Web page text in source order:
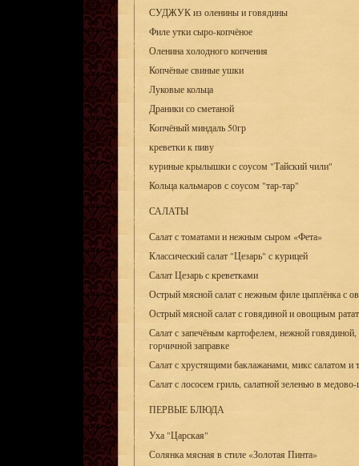
СУДЖУК из оленины и говядины
Филе утки сыро-копчёное
Оленина холодного копчения
Копчёные свиные ушки
Луковые кольца
Драники со сметаной
Копчёный миндаль 50гр
креветки к пиву
куриные крылышки с соусом "Тайский чили"
Кольца кальмаров с соусом "тар-тар"
САЛАТЫ
Салат с томатами и нежным сыром «Фета»
Классический салат "Цезарь" с курицей
Салат Цезарь с креветками
Острый мясной салат с нежным филе цыплёнка с
Острый мясной салат с говядиной и овощным
Салат с запечёным картофелем, нежной
горчичной заправке
Салат с хрустящими баклажанами, микс салатом
Салат с лососем гриль, салатной зеленью в медово-
ПЕРВЫЕ БЛЮДА
Уха "Царская"
Солянка мясная в стиле «Золотая Пинта»